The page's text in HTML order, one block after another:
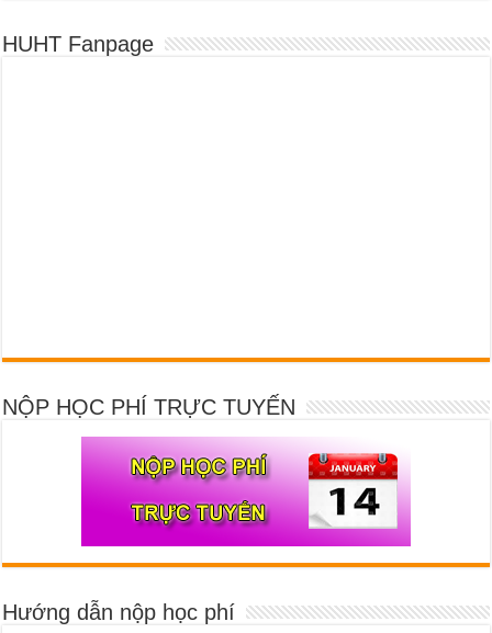
HUHT Fanpage
NỘP HỌC PHÍ TRỰC TUYẾN
Hướng dẫn nộp học phí